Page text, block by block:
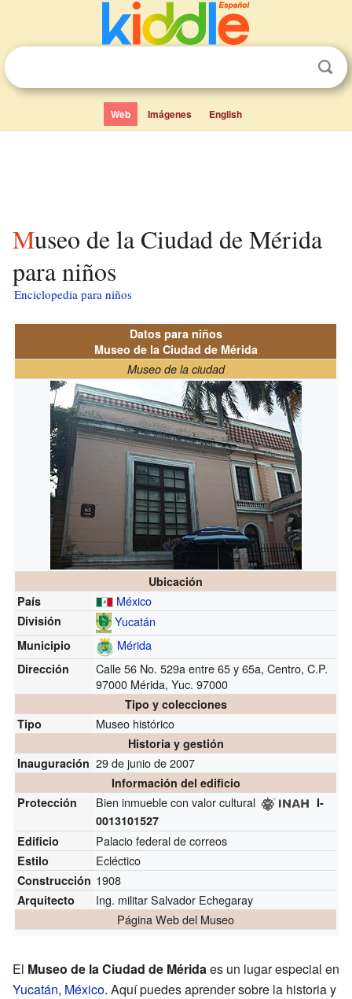
Web Imágenes English
Museo de la Ciudad de Mérida
para niños
Enciclopedia para niños
Datos para niños
Museo de la Ciudad de Mérida
Museo de la ciudad
Ubicación
País
México
División Yucatán
Municipio Mérida
Dirección
Calle 56 No. 529a entre 65 y 65a, Centro, C.P.
97000 Mérida, Yuc. 97000
Tipo y colecciones
Tipo
Museo histórico
Historia y gestión
Inauguración 29 de junio de 2007
Información del edificio
Protección
Bien inmueble con valor cultural
I-
0013101527
Edificio
Palacio federal de correos
Estilo Ecléctico
Construcción 1908
Arquitecto
Ing. militar Salvador Echegaray
Página Web del Museo
El Museo de la Ciudad de Méridaes un lugar especial en
Yucatán, México. Aquí puedes aprender sobre la historia y